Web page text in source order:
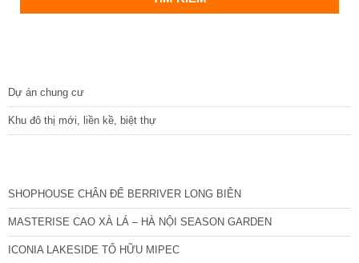
Dự án chung cư
Khu đô thị mới, liền kề, biệt thự
SHOPHOUSE CHÂN ĐẾ BERRIVER LONG BIÊN
MASTERISE CAO XÀ LÁ – HÀ NỘI SEASON GARDEN
ICONIA LAKESIDE TỐ HỮU MIPEC